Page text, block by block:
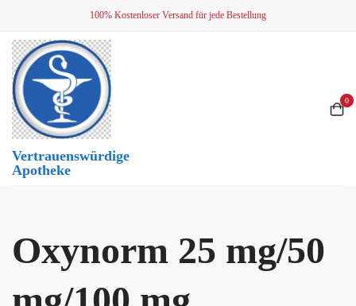
content
100% Kostenloser Versand für jede Bestellung
Vertrauenswürdige
Apotheke
0
Oxynorm 25 mg/50